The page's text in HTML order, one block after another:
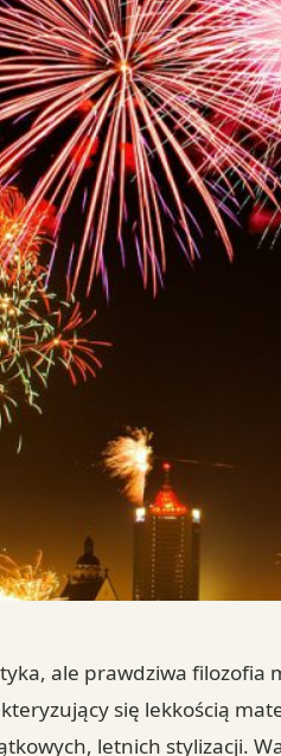
ale prawdziwa filozofia
się lekkością
letnich stylizacji.